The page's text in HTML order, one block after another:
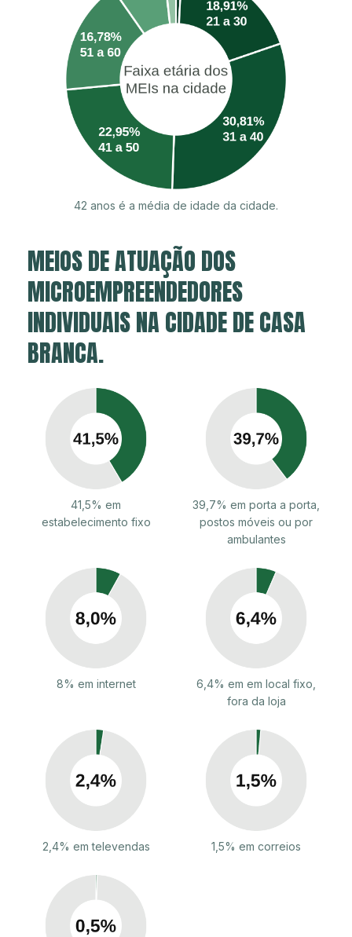
42 anos é a média de idade da cidade.
MEIOS DE ATUAÇÃO DOS
MICROEMPREENDEDORES
INDIVIDUAIS NA CIDADE DE CASA
BRANCA.
41,5% em
estabelecimento fixo
39,7% em porta a porta,
postos móveis ou por
ambulantes
8% em internet
6,4% em em local fixo,
fora da loja
2,4% em televendas 1,5% em correios